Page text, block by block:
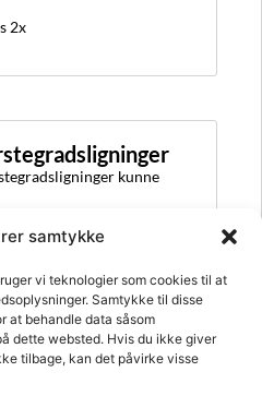
samtykke
vi teknologier som cookies til at
Samtykke til disse
at behandle data såsom
dette websted. Hvis du ikke giver
tilbage, kan det påvirke visse
2x
kunne